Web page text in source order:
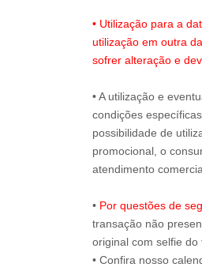
• Utilização para a
utilização em outra
sofrer alteração e
• A utilização e
condições
possibilidade de
promocional, o
atendimento
• Por questões de
transação não
original com selfie
• Confira nosso